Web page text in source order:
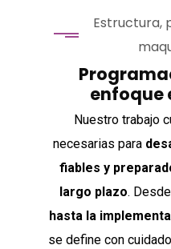
Estructura,
enfoque
Nuestro trabajo
necesarias para
fiables y
largo plazo.
hasta la
se define con